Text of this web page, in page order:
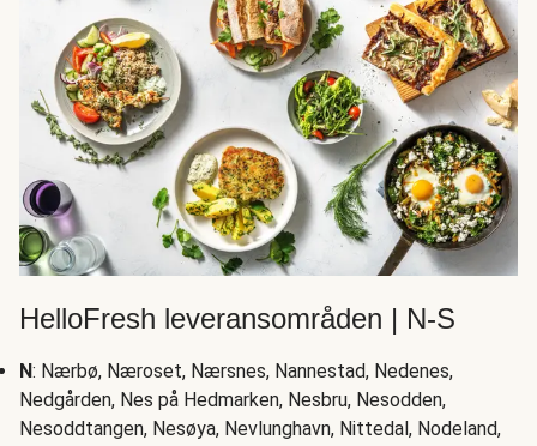
HelloFresh leveransområden | N-S
N: Nærbø, Næroset, Nærsnes, Nannestad, Nedenes,
Nedgården, Nes på Hedmarken, Nesbru, Nesodden,
Nesoddtangen, Nesøya, Nevlunghavn, Nittedal, Nodeland,